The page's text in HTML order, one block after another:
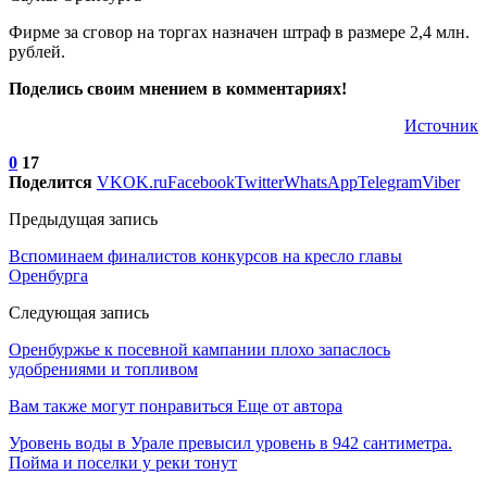
Фирме за сговор на торгах назначен штраф в размере 2,4 млн.
рублей.
Поделись своим мнением в комментариях!
Источник
0 17
Поделится VKOK.ruFacebookTwitterWhatsAppTelegramViber
Предыдущая запись
Вспоминаем финалистов конкурсов на кресло главы
Оренбурга
Следующая запись
Оренбуржье к посевной кампании плохо запаслось
удобрениями и топливом
Вам также могут понравиться Еще от автора
Уровень воды в Урале превысил уровень в 942 сантиметра.
Пойма и поселки у реки тонут